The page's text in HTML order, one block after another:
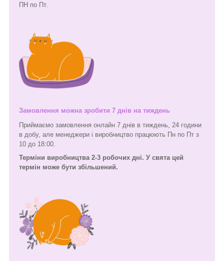
ПН по Пт.
Замовлення можна зробити 7 днів на тиждень
Приймаємо замовлення онлайн 7 днів в тиждень, 24 години
в добу, але менеджери і виробництво працюють Пн по Пт з
10 до 18:00.
Терміни виробництва 2-3 робочих дні. У свята цей
термін може бути збільшений.